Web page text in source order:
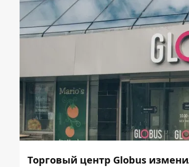
Торговый центр Globus